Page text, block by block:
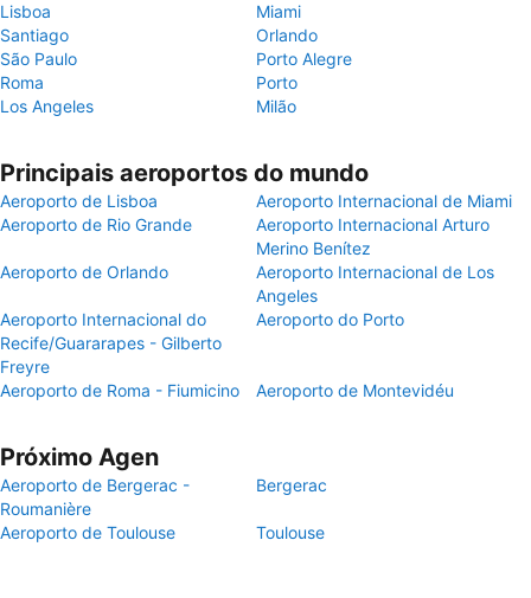
Lisboa
Miami
Santiago
Orlando
São Paulo
Porto Alegre
Roma
Porto
Los Angeles
Milão
Principais aeroportos do mundo
Aeroporto de Lisboa
Aeroporto Internacional de Miami
Aeroporto de Rio Grande
Aeroporto Internacional Arturo
Merino Benítez
Aeroporto de Orlando
Aeroporto Internacional de Los
Angeles
Aeroporto Internacional do
Recife/Guararapes - Gilberto
Freyre
Aeroporto do Porto
Aeroporto de Roma - Fiumicino Aeroporto de Montevidéu
Próximo Agen
Aeroporto de Bergerac -
Roumanière
Bergerac
Aeroporto de Toulouse Toulouse